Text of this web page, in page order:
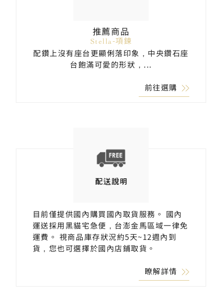
推薦商品
Stella-項鍊
配鑽上沒有座台更顯俐落印象，中央鑽石座
台飽滿可愛的形狀，...
前往選購
目前僅提供國內購買國內取貨服務。 國內
運送採用黑貓宅急便，台澎金馬區域一律免
運費。 視商品庫存狀況約5天~12週內到
貨，您也可選擇於國內店鋪取貨。
瞭解詳情